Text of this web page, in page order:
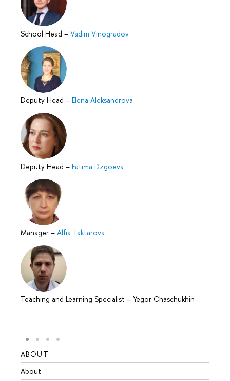
School Head – Vadim Vinogradov
Deputy Head – Elena Aleksandrova
Deputy Head – Fatima Dzgoeva
Manager – Alfia Taktarova
Teaching and Learning Specialist – Yegor Chaschukhin
ABOUT
About